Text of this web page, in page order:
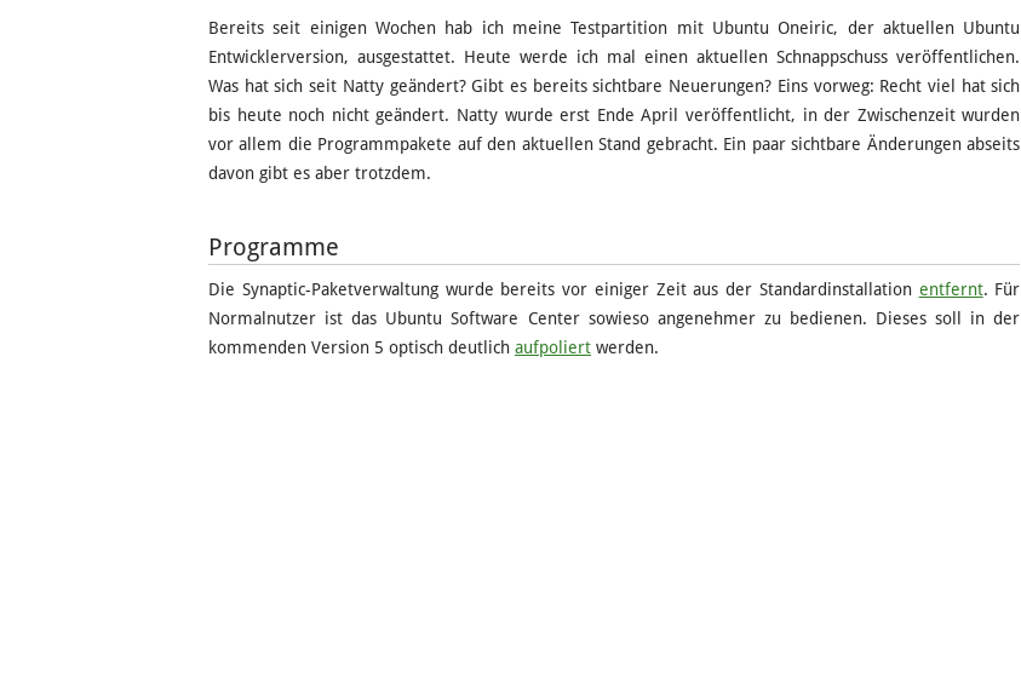
Bereits seit einigen Wochen hab ich meine Testpartition mit Ubuntu Oneiric, der aktuellen Ubuntu
Entwicklerversion, ausgestattet. Heute werde ich mal einen aktuellen Schnappschuss veröffentlichen.
Was hat sich seit Natty geändert? Gibt es bereits sichtbare Neuerungen? Eins vorweg: Recht viel hat sich
bis heute noch nicht geändert. Natty wurde erst Ende April veröffentlicht, in der Zwischenzeit wurden
vor allem die Programmpakete auf den aktuellen Stand gebracht. Ein paar sichtbare Änderungen abseits
davon gibt es aber trotzdem.
Programme
Die Synaptic-Paketverwaltung wurde bereits vor einiger Zeit aus der Standardinstallation entfernt. Für
Normalnutzer ist das Ubuntu Software Center sowieso angenehmer zu bedienen. Dieses soll in der
kommenden Version 5 optisch deutlich aufpoliert werden.